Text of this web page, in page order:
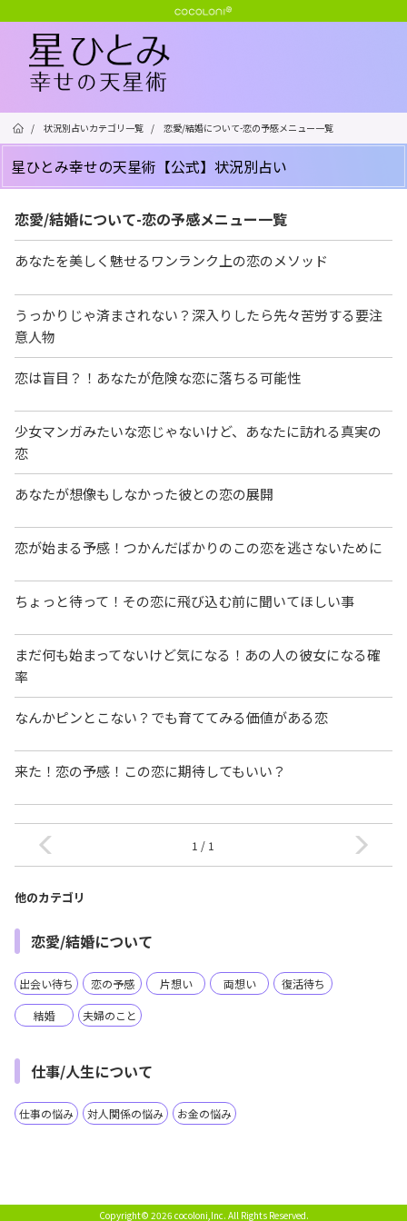
/ 状況別占いカテゴリ一覧 / 恋愛/結婚について-恋の予感メニュー一覧
星ひとみ幸せの天星術【公式】状況別占い
恋愛/結婚について-恋の予感メニュー一覧
あなたを美しく魅せるワンランク上の恋のメソッド
うっかりじゃ済まされない？深入りしたら先々苦労する要注
意人物
恋は盲目？！あなたが危険な恋に落ちる可能性
少女マンガみたいな恋じゃないけど、あなたに訪れる真実の
恋
あなたが想像もしなかった彼との恋の展開
恋が始まる予感！つかんだばかりのこの恋を逃さないために
ちょっと待って！その恋に飛び込む前に聞いてほしい事
まだ何も始まってないけど気になる！あの人の彼女になる確
率
なんかピンとこない？でも育ててみる価値がある恋
来た！恋の予感！この恋に期待してもいい？
1 / 1
他のカテゴリ
恋愛/結婚について
出会い待ち 恋の予感 片想い 両想い 復活待ち
結婚 夫婦のこと
仕事/人生について
仕事の悩み 対人関係の悩み お金の悩み
Copyright© 2026 cocoloni,Inc. All Rights Reserved.